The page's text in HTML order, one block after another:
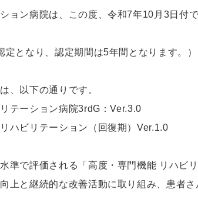
ョン病院は、この度、令和7年10月3日付
定となり、認定期間は5年間となります。）
、以下の通りです。
テーション病院3rdG：Ver.3.0
ハビリテーション（回復期）Ver.1.0
準で評価される「高度・専門機能 リハビ
上と継続的な改善活動に取り組み、患者